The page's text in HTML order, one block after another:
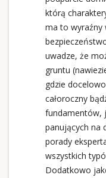
którą
ma to wyraźny
uwadze, że
gruntu
gdzie
całoroczny
fundamentów,
panujących na
porady
wszystkich
Dodatkowo